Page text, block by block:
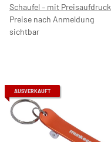
Schaufel – mit Preisaufdruck
4,99 €
Preise nach Anmeldung
sichtbar
AUSVERKAUFT